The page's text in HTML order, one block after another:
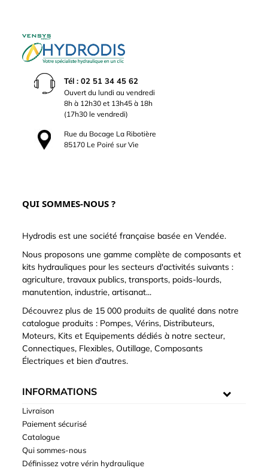
Tél : 02 51 34 45 62
Ouvert du lundi au vendredi
8h à 12h30 et 13h45 à 18h
(17h30 le vendredi)
Rue du Bocage La Ribotière
85170 Le Poiré sur Vie
QUI SOMMES-NOUS ?
Hydrodis est une société française basée en Vendée.
Nous proposons une gamme complète de composants et
kits hydrauliques pour les secteurs d'activités suivants :
agriculture, travaux publics, transports, poids-lourds,
manutention, industrie, artisanat...
Découvrez plus de 15 000 produits de qualité dans notre
catalogue produits : Pompes, Vérins, Distributeurs,
Moteurs, Kits et Equipements dédiés à notre secteur,
Connectiques, Flexibles, Outillage, Composants
Électriques et bien d'autres.
INFORMATIONS
Livraison
Paiement sécurisé
Catalogue
Qui sommes-nous
Définissez votre vérin hydraulique